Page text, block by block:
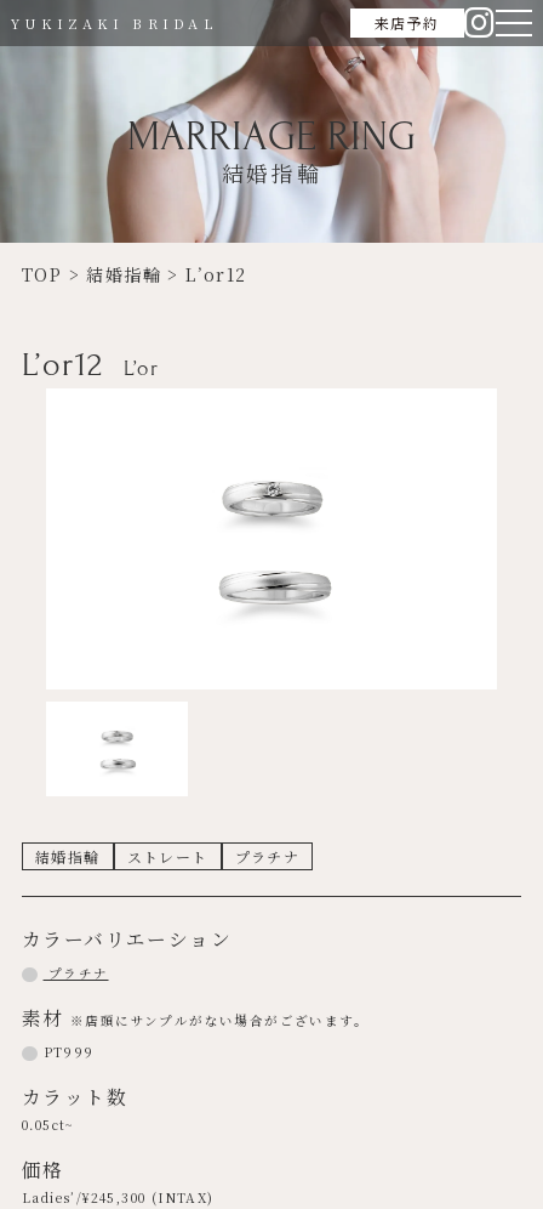
YUKIZAKI BRIDAL 来店予約
MARRIAGE RING
結婚指輪
TOP >結婚指輪 >L’or12
L’or12 L’or
結婚指輪 ストレート プラチナ
カラーバリエーション
プラチナ
素材 ※店頭にサンプルがない場合がございます。
PT999
カラット数
0.05ct~
価格
Ladies’/¥245,300 (INTAX)